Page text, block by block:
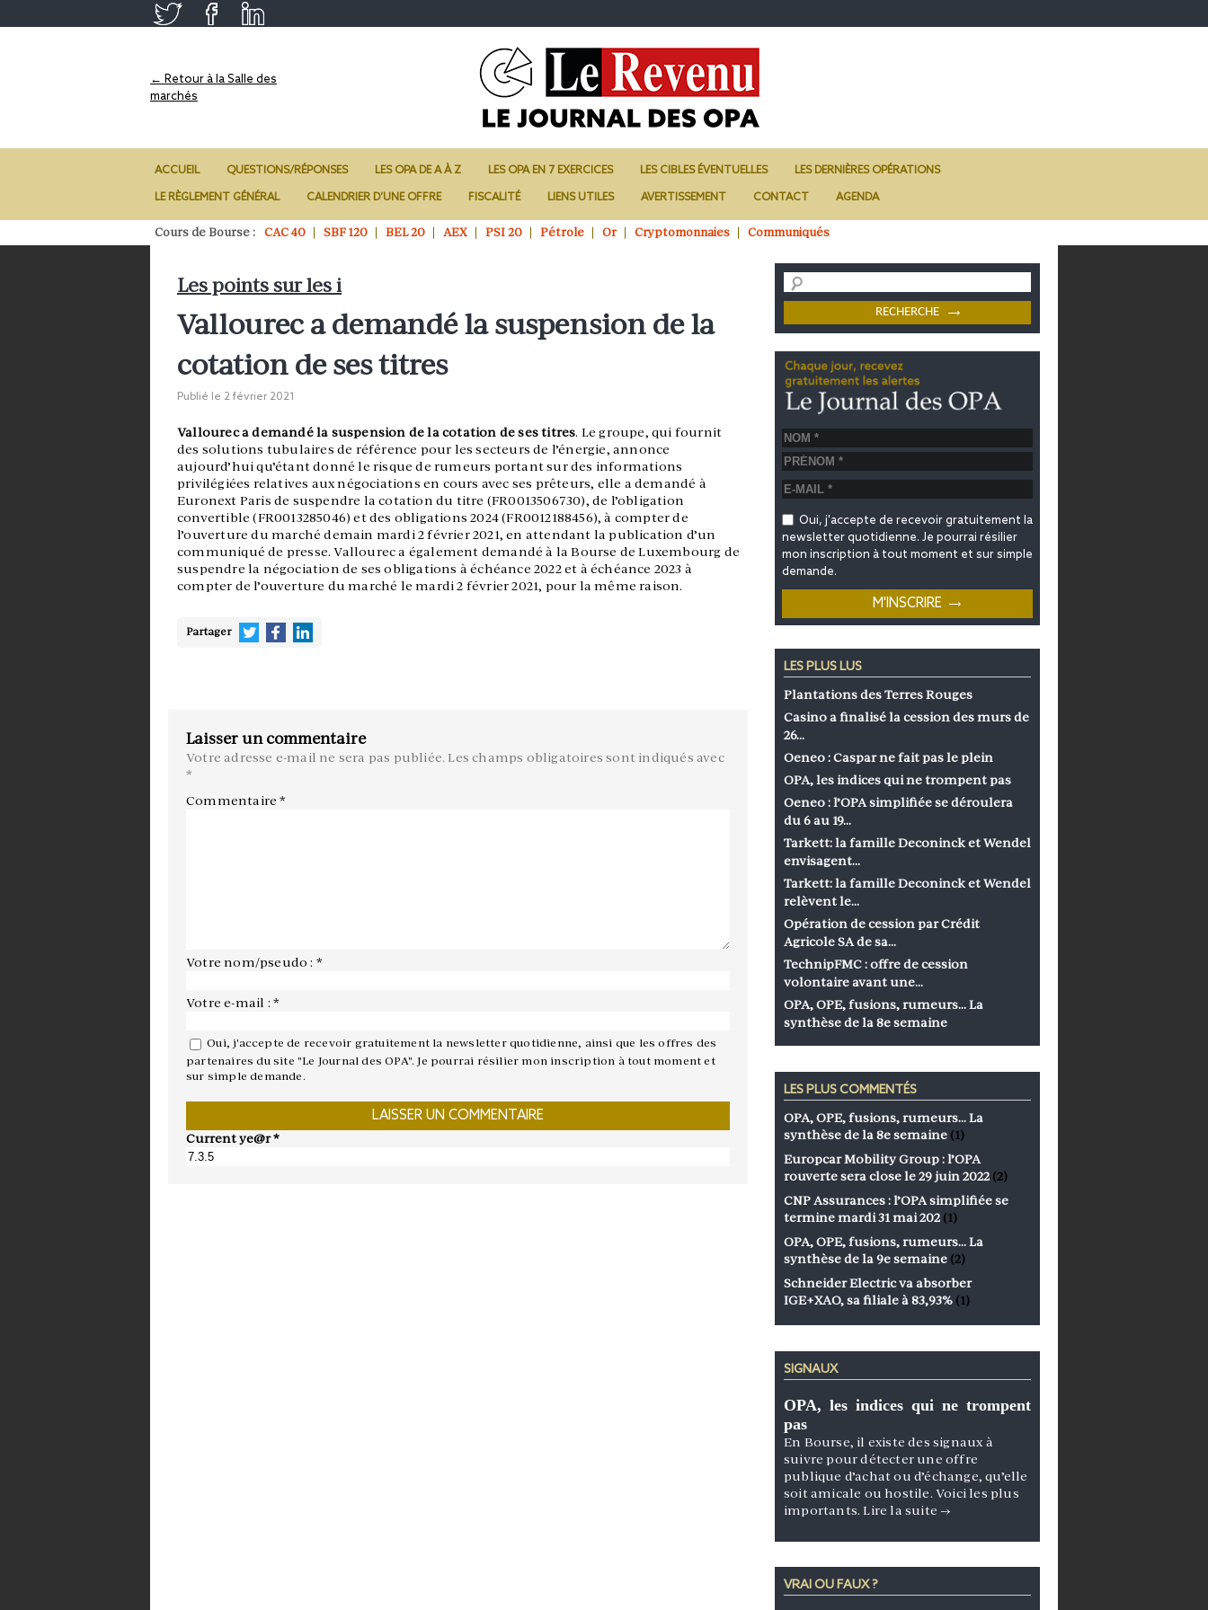
← Retour à la Salle des
marchés
ACCUEIL QUESTIONS/RÉPONSES LES OPA DE A À Z LES OPA EN 7 EXERCICES LES CIBLES ÉVENTUELLES LES DERNIÈRES OPÉRATIONS
LE RÈGLEMENT GÉNÉRAL CALENDRIER D’UNE OFFRE FISCALITÉ LIENS UTILES AVERTISSEMENT CONTACT AGENDA
Cours de Bourse : CAC 40 SBF 120 BEL 20 AEX PSI 20 Pétrole Or Cryptomonnaies Communiqués
Les points sur les i
Vallourec a demandé la suspension de la
cotation de ses titres
Publié le 2 février 2021
Vallourec a demandé la suspension de la cotation de ses titres. Le groupe, qui fournit
des solutions tubulaires de référence pour les secteurs de l’énergie, annonce
aujourd’hui qu’étant donné le risque de rumeurs portant sur des informations
privilégiées relatives aux négociations en cours avec ses prêteurs, elle a demandé à
Euronext Paris de suspendre la cotation du titre (FR0013506730), de l’obligation
convertible (FR0013285046) et des obligations 2024 (FR0012188456), à compter de
l’ouverture du marché demain mardi 2 février 2021, en attendant la publication d’un
communiqué de presse. Vallourec a également demandé à la Bourse de Luxembourg de
suspendre la négociation de ses obligations à échéance 2022 et à échéance 2023 à
compter de l’ouverture du marché le mardi 2 février 2021, pour la même raison.
Partager
Laisser un commentaire
Votre adresse e-mail ne sera pas publiée. Les champs obligatoires sont indiqués avec
*
Commentaire*
Votre nom/pseudo : *
Votre e-mail : *
Oui, j'accepte de recevoir gratuitement la newsletter quotidienne, ainsi que les offres des
partenaires du site "Le Journal des OPA". Je pourrai résilier mon inscription à tout moment et
sur simple demande.
Current ye@r*
Oui, j'accepte de recevoir gratuitement la
newsletter quotidienne. Je pourrai résilier
mon inscription à tout moment et sur simple
demande.
LES PLUS LUS
Plantations des Terres Rouges
Casino a finalisé la cession des murs de
26…
Oeneo : Caspar ne fait pas le plein
OPA, les indices qui ne trompent pas
Oeneo : l’OPA simplifiée se déroulera
du 6 au 19…
Tarkett: la famille Deconinck et Wendel
envisagent…
Tarkett: la famille Deconinck et Wendel
relèvent le…
Opération de cession par Crédit
Agricole SA de sa…
TechnipFMC : offre de cession
volontaire avant une…
OPA, OPE, fusions, rumeurs… La
synthèse de la 8e semaine
LES PLUS COMMENTÉS
OPA, OPE, fusions, rumeurs… La
synthèse de la 8e semaine (1)
Europcar Mobility Group : l’OPA
rouverte sera close le 29 juin 2022 (2)
CNP Assurances : l’OPA simplifiée se
termine mardi 31 mai 202 (1)
OPA, OPE, fusions, rumeurs… La
synthèse de la 9e semaine (2)
Schneider Electric va absorber
IGE+XAO, sa filiale à 83,93% (1)
SIGNAUX
OPA, les indices qui ne trompent
pas
En Bourse, il existe des signaux à
suivre pour détecter une offre
publique d’achat ou d’échange, qu’elle
soit amicale ou hostile. Voici les plus
importants.Lire la suite →
VRAI OU FAUX ?